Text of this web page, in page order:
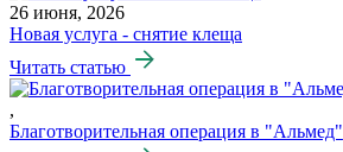
26 июня, 2026
Новая услуга - снятие клеща
Читать статью
,
Благотворительная операция в "Альмед"